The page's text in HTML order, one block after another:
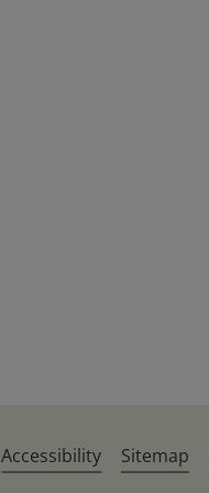
Accessibility Sitemap